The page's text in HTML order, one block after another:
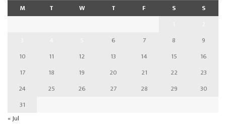
M T W T F S
S
6 7 8
9
10
11 12 13 14 15
16
17
18 19 20 21 22
23
24
25 26 27 28 29
30
31
« Jul